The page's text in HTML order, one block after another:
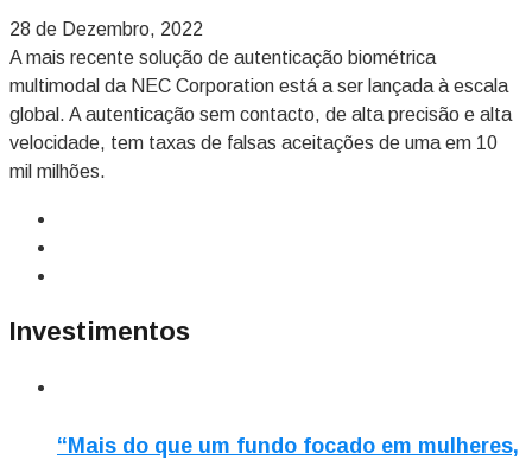
28 de Dezembro, 2022
A mais recente solução de autenticação biométrica
multimodal da NEC Corporation está a ser lançada à escala
global. A autenticação sem contacto, de alta precisão e alta
velocidade, tem taxas de falsas aceitações de uma em 10
mil milhões.
Investimentos
“Mais do que um fundo focado em mulheres,